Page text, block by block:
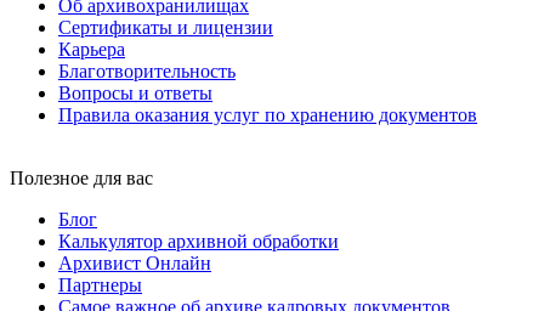
Об архивохранилищах
Сертификаты и лицензии
Карьера
Благотворительность
Вопросы и ответы
Правила оказания услуг по хранению документов
Полезное для вас
Блог
Калькулятор архивной обработки
Архивист Онлайн
Партнеры
Самое важное об архиве кадровых документов